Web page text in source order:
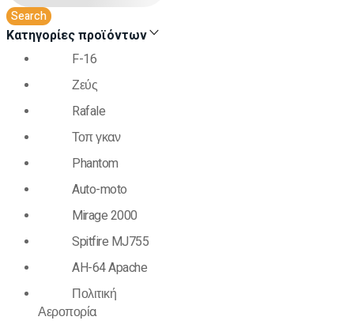
Κατηγορίες προϊόντων
F-16
Ζεύς
Rafale
Τοπ γκαν
Phantom
Auto-moto
Mirage 2000
Spitfire MJ755
AH-64 Apache
Πολιτική
Αεροπορία